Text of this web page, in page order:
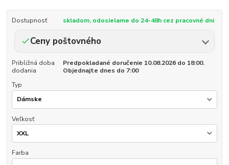
Dostupnosť skladom, odosielame do 24-48h cez pracovné dni
Ceny poštovného
Približná doba
dodania
Predpokladané doručenie 10.08.2026 do 18:00.
Objednajte dnes do 7:00
Typ
Veľkosť
Farba